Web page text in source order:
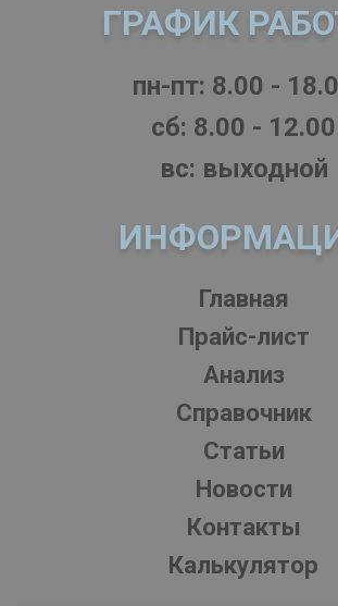
ГРАФИК
пн-пт: 8.00 -
cб: 8.00 - 12.00
вс: выходной
Главная
Прайс-лист
Анализ
Справочник
Статьи
Новости
Контакты
Калькулятор